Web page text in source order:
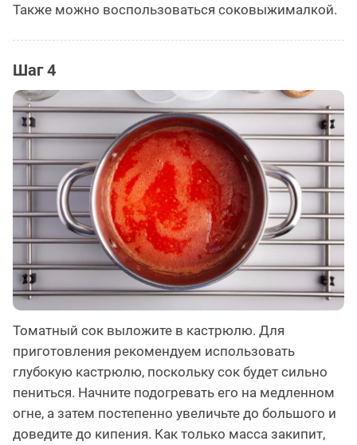
Также можно воспользоваться соковыжималкой.
Шаг 4
Томатный сок выложите в кастрюлю. Для
приготовления рекомендуем использовать
глубокую кастрюлю, поскольку сок будет сильно
пениться. Начните подогревать его на медленном
огне, а затем постепенно увеличьте до большого и
доведите до кипения. Как только масса закипит,